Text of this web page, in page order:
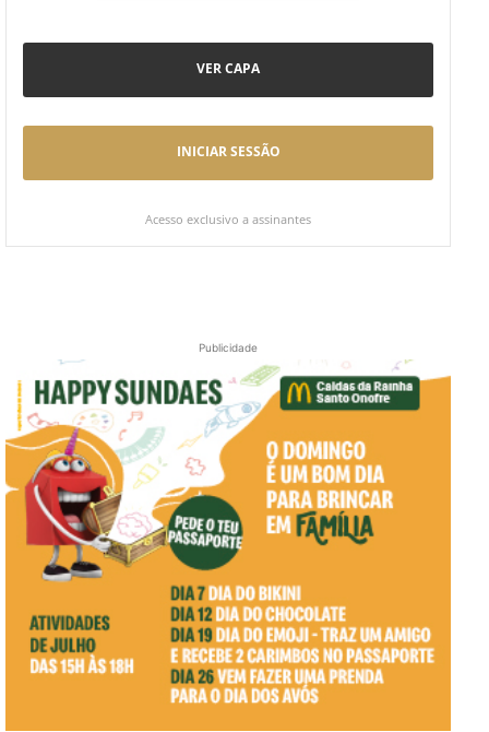
VER CAPA
INICIAR SESSÃO
Acesso exclusivo a assinantes
Publicidade